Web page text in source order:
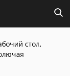
стол,